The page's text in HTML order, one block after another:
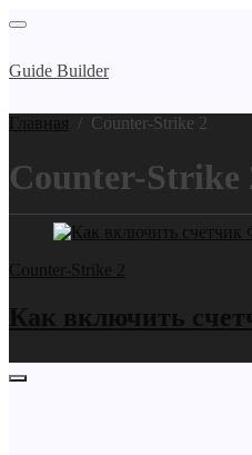
Guide Builder
Главная / Counter-Strike 2
Counter-Strike
Counter-Strike 2
Как включить